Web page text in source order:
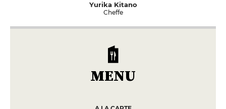
Yurika Kitano
Cheffe
MENU